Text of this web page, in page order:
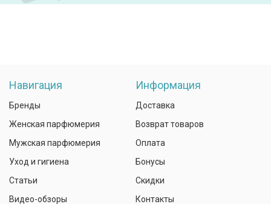
Навигация
Бренды
Женская парфюмерия
Мужская парфюмерия
Уход и гигиена
Статьи
Видео-обзоры
Информация
Доставка
Возврат товаров
Оплата
Бонусы
Скидки
Контакты